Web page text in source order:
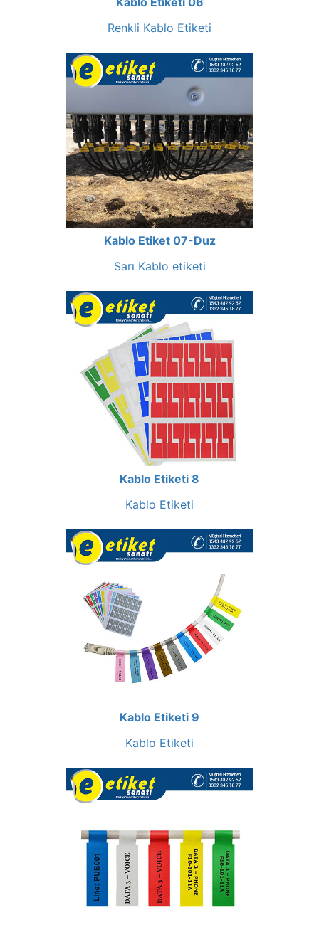
Renkli Kablo Etiketi
Kablo Etiket 07-Duz
Sarı Kablo etiketi
Kablo Etiketi 8
Kablo Etiketi
Kablo Etiketi 9
Kablo Etiketi